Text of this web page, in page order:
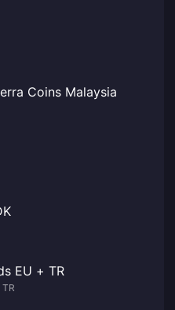
Coins Malaysia
EU + TR